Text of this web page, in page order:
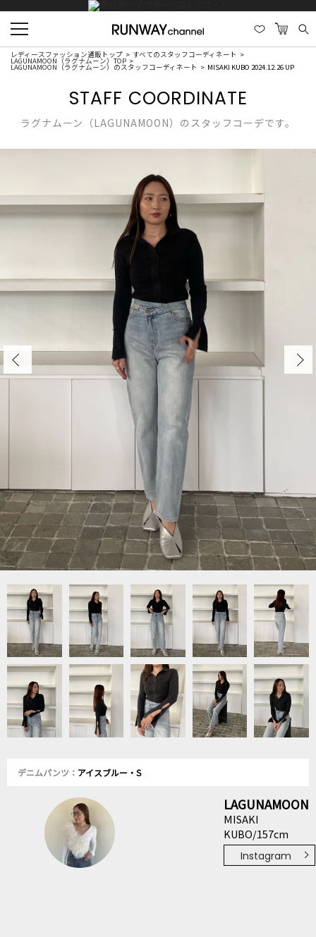
レディースファッション通販トップ すべてのスタッフコーディネート
LAGUNAMOON（ラグナムーン）TOP
LAGUNAMOON（ラグナムーン）のスタッフコーディネート MISAKI KUBO 2024.12.26 UP
STAFF COORDINATE
ラグナムーン（LAGUNAMOON）のスタッフコーデです。
デニムパンツ： アイスブルー・S
LAGUNAMOON
MISAKI
KUBO/157cm
Instagram